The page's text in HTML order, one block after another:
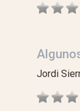
Jordi